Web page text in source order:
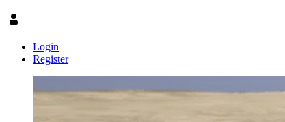
Login
Register